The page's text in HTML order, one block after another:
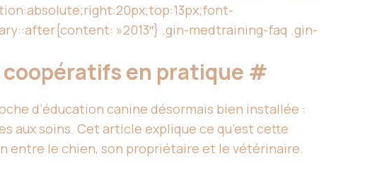
»2013″} .gin-medtraining-faq .gin-
en pratique #
d’éducation canine désormais bien installée :
aux soins. Cet article explique ce qu’est cette
entre le chien, son propriétaire et le vétérinaire.